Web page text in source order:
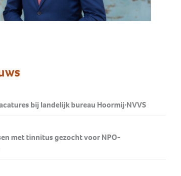
Wat als evenwicht niet
vanzelfsprekend is?
Tinnitus en op zoek naar een
oplossing
Onze ambassadeurs
bij landelijk bureau Hoormij∙NVVS
met tinnitus gezocht voor NPO-